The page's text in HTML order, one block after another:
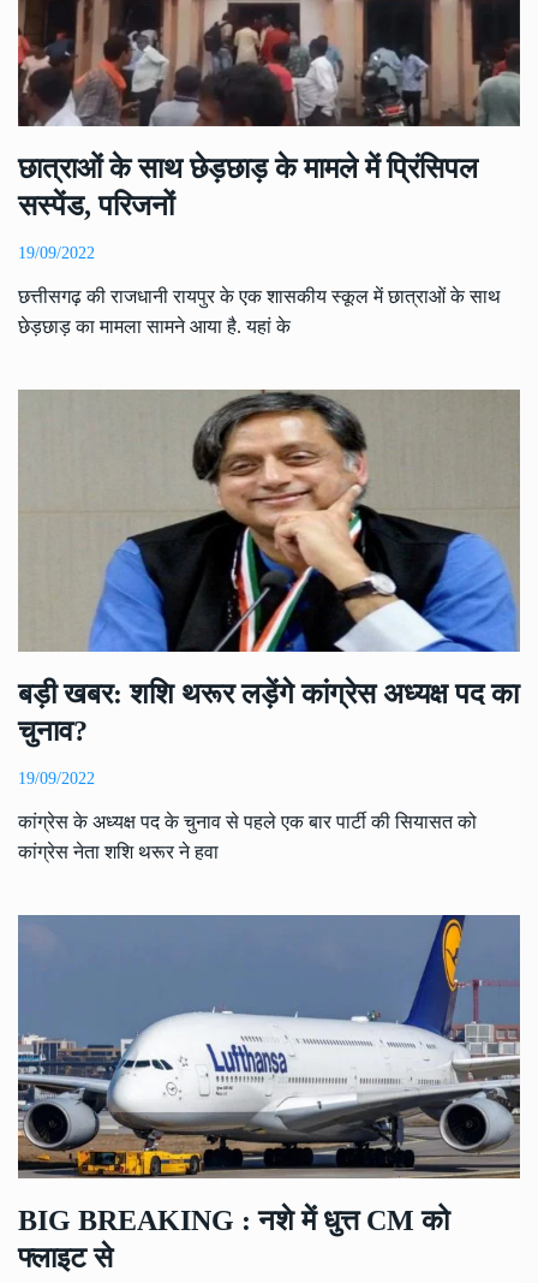
छात्राओं के साथ छेड़छाड़ के मामले में प्रिंसिपल
सस्पेंड, परिजनों
19/09/2022
छत्तीसगढ़ की राजधानी रायपुर के एक शासकीय स्कूल में छात्राओं के साथ
छेड़छाड़ का मामला सामने आया है. यहां के
बड़ी खबर: शशि थरूर लड़ेंगे कांग्रेस अध्यक्ष पद का
चुनाव?
19/09/2022
कांग्रेस के अध्यक्ष पद के चुनाव से पहले एक बार पार्टी की सियासत को
कांग्रेस नेता शशि थरूर ने हवा
BIG BREAKING : नशे में धुत्त CM को
फ्लाइट से